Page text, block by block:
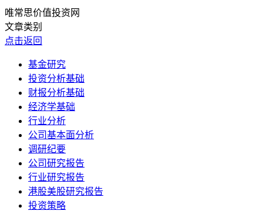
唯常思价值投资网
文章类别
点击返回
基金研究
投资分析基础
财报分析基础
经济学基础
行业分析
公司基本面分析
调研纪要
公司研究报告
行业研究报告
港股美股研究报告
投资策略